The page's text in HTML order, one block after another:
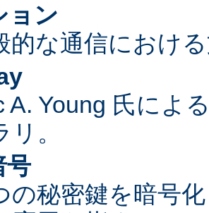
ョン
的な通信におけ
A. Young 氏によ
リ。
号
の秘密鍵を暗号